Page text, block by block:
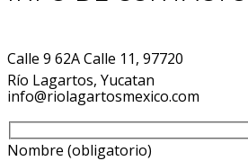
Calle 9 62A Calle 11, 97720
Río Lagartos, Yucatan
info@riolagartosmexico.com
Nombre (obligatorio)